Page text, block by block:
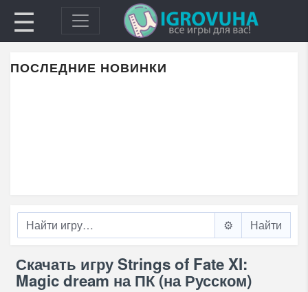
☰
ПОСЛЕДНИЕ НОВИНКИ
⚙️
Скачать игру Strings of Fate XI:
Magic dream на ПК (на Русском)